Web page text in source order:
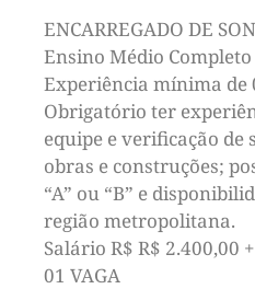
ENCARREGADO DE
Ensino Médio Completo
Experiência mínima de
Obrigatório ter
equipe e verificação de
obras e construções;
“A” ou “B” e
região metropolitana.
Salário R$ R$ 2.400,00
01 VAGA